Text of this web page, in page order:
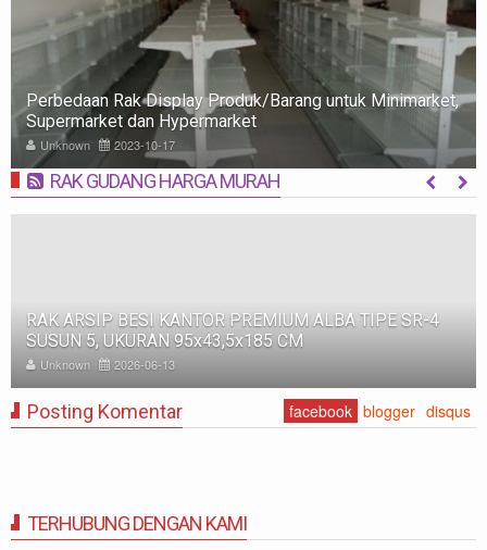
Rak Minimarket: Pengertian, Jenis, Fungsi, dan Tips
Memilih
Unknown 2023-10-09
RAK GUDANG HARGA MURAH MORE
RAK BESI SUSUN GUDANG PABRIK MEDIUM DUTY ZA-
500, WARNA FULL BIRU, UKURAN 150x100x200 CM
Unknown 2025-11-12
Posting Komentar facebook blogger disqus
TERHUBUNG DENGAN KAMI